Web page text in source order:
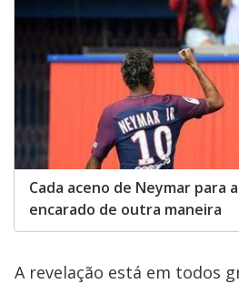
Cada aceno de Neymar para
encarado de outra maneira
A revelação está em todos